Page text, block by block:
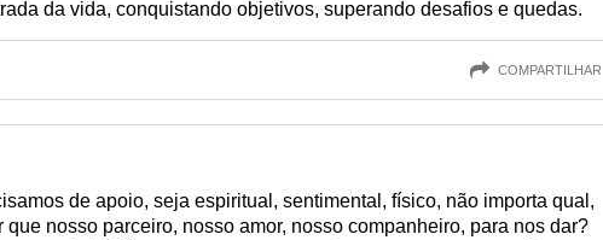
da vida, conquistando objetivos, superando desafios e quedas.
COMPARTILHAR
de apoio, seja espiritual, sentimental, físico, não importa qual,
que nosso parceiro, nosso amor, nosso companheiro, para nos dar?